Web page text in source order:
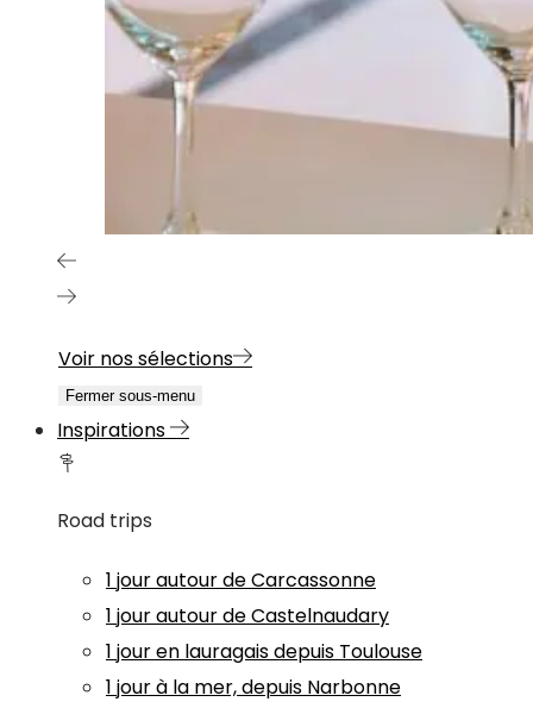
Voir nos sélections
Fermer sous-menu
Inspirations
Road trips
1 jour autour de Carcassonne
1 jour autour de Castelnaudary
1 jour en lauragais depuis Toulouse
1 jour à la mer, depuis Narbonne